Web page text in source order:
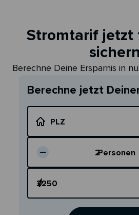
Stromtarif jetzt
sichern
Berechne Deine Ersparnis in
Berechne jetzt
PLZ
2Personen